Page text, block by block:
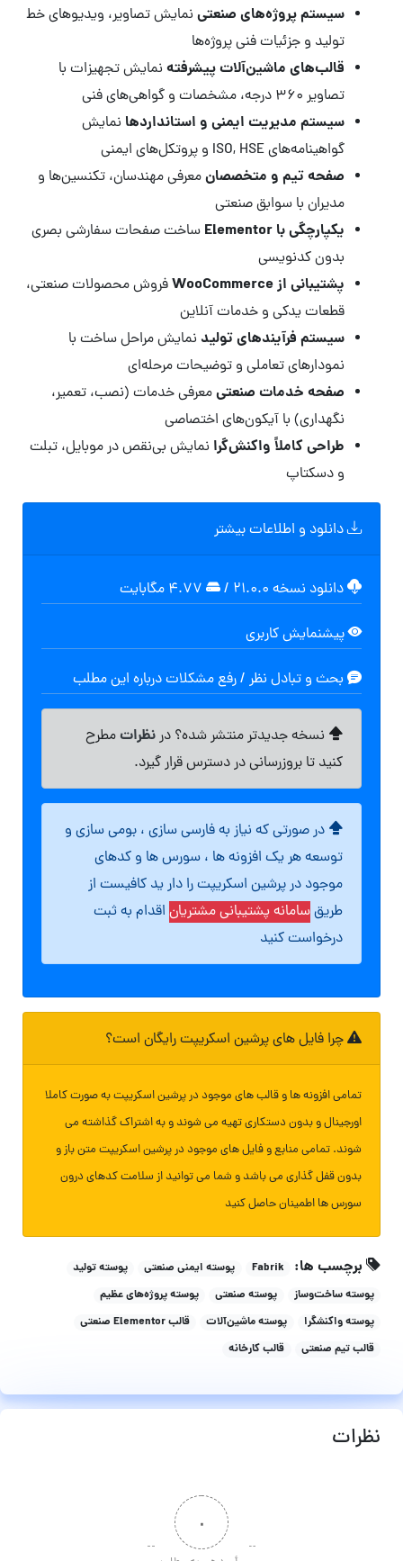
سیستم پروژه‌های صنعتی نمایش تصاویر، ویدیوهای خط
تولید و جزئیات فنی پروژه‌ها
قالب‌های ماشین‌آلات پیشرفته نمایش تجهیزات با
تصاویر ۳۶۰ درجه، مشخصات و گواهی‌های فنی
سیستم مدیریت ایمنی و استانداردها نمایش
گواهینامه‌های ISO, HSE و پروتکل‌های ایمنی
صفحه تیم و متخصصانمعرفی مهندسان، تکنسین‌ها و
مدیران با سوابق صنعتی
یکپارچگی با Elementor
ساخت صفحات سفارشی بصری
بدون کدنویسی
پشتیبانی از WooCommerce
فروش محصولات صنعتی،
قطعات یدکی و خدمات آنلاین
سیستم فرآیندهای تولید نمایش مراحل ساخت با
نمودارهای تعاملی و توضیحات مرحله‌ای
صفحه خدمات صنعتیمعرفی خدمات (نصب، تعمیر،
نگهداری) با آیکون‌های اختصاصی
طراحی کاملاً واکنش‌گرا نمایش بی‌نقص در موبایل، تبلت
و دسکتاپ
دانلود و اطلاعات بیشتر
دانلود نسخه ۲۱.۰.۰ /
پیشنمایش کاربری
بحث و تبادل نظر / رفع مشکلات درباره این مطلب
نسخه جدیدتر منتشر شده؟ درنظراتمطرح
کنید تا بروزرسانی در دسترس قرار گیرد.
در صورتی که نیاز به فارسی سازی ، بومی سازی و
توسعه هر یک افزونه ها ، سورس ها و کدهای
موجود در پرشین اسکریپت را دار ید کافیست از
طریقسامانه پشتیبانی مشتریان اقدام به ثبت
درخواست کنید
چرا فایل های پرشین اسکریپت رایگان است؟
تمامی افزونه ها و قالب های موجود در پرشین اسکریپت به صورت کاملا
اورجینال و بدون دستکاری تهیه می شوند و به اشتراک گذاشته می
شوند. تمامی منابع و فایل های موجود در پرشین اسکریپت متن باز و
بدون قفل گذاری می باشد و شما می توانید از سلامت کدهای درون
سورس ها اطمینان حاصل کنید
برچسب ها: Fabrik پوسته ایمنی صنعتی
پوسته تولید
پوسته ساخت‌وساز
پوسته صنعتی
پوسته پروژه‌های عظیم
پوسته واکنشگرا
پوسته ماشین‌آلات
قالب Elementor صنعتی
قالب تیم صنعتی
قالب کارخانه
نظرات
۰